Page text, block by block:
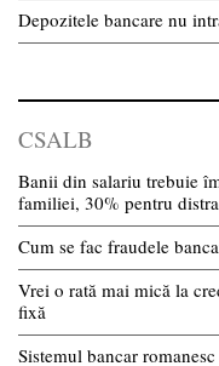
Depozitele bancare nu
CSALB
Banii din salariu trebuie
familiei, 30% pentru
Cum se fac fraudele
Vrei o rată mai mică la
fixă
Sistemul bancar